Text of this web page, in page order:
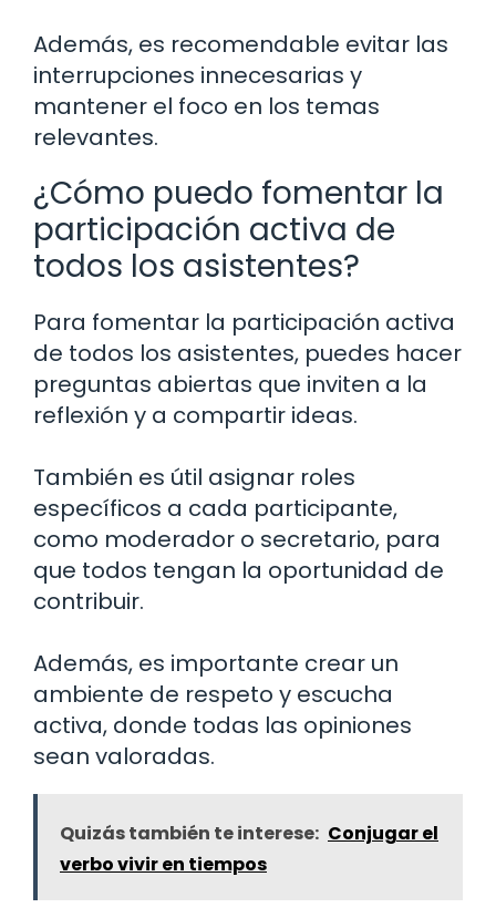
Además, es recomendable evitar las
interrupciones innecesarias y
mantener el foco en los temas
relevantes.
¿Cómo puedo fomentar la
participación activa de
todos los asistentes?
Para fomentar la participación activa
de todos los asistentes, puedes hacer
preguntas abiertas que inviten a la
reflexión y a compartir ideas.
También es útil asignar roles
específicos a cada participante,
como moderador o secretario, para
que todos tengan la oportunidad de
contribuir.
Además, es importante crear un
ambiente de respeto y escucha
activa, donde todas las opiniones
sean valoradas.
Quizás también te interese: Conjugar el
verbo vivir en tiempos